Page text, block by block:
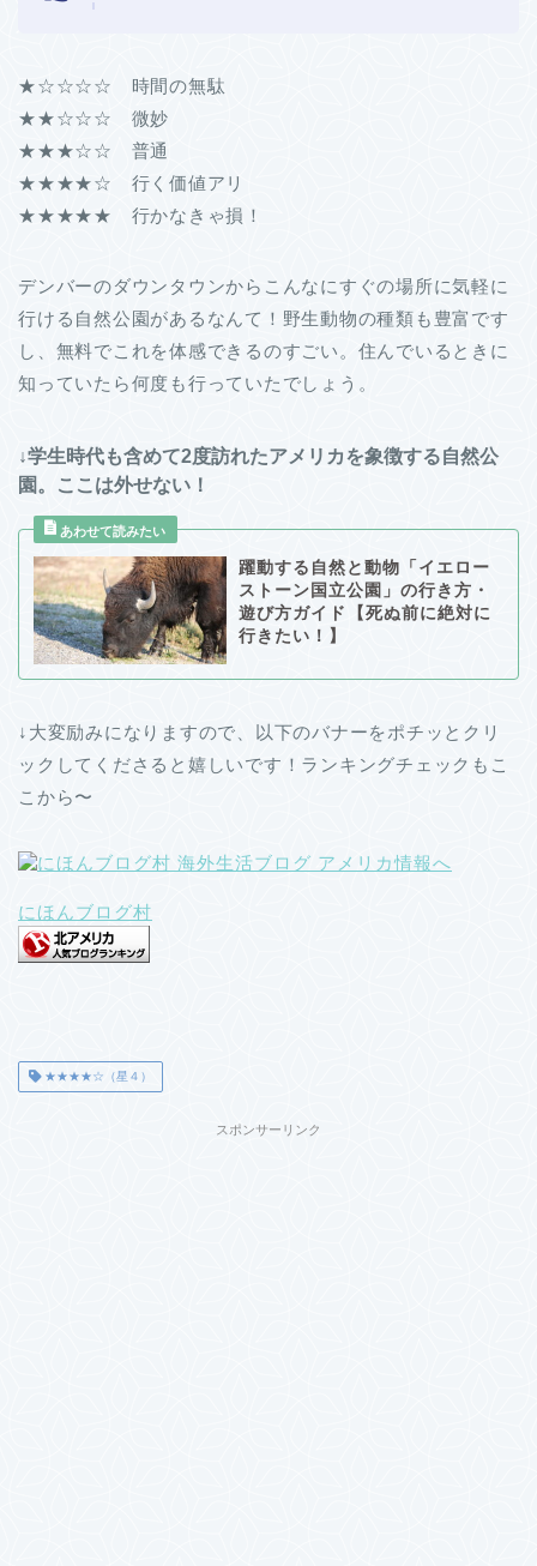
★☆☆☆☆ 時間の無駄
★★☆☆☆ 微妙
★★★☆☆ 普通
★★★★☆ 行く価値アリ
★★★★★ 行かなきゃ損！
デンバーのダウンタウンからこんなにすぐの場所に気軽に
行ける自然公園があるなんて！野生動物の種類も豊富です
し、無料でこれを体感できるのすごい。住んでいるときに
知っていたら何度も行っていたでしょう。
↓学生時代も含めて2度訪れたアメリカを象徴する自然公
園。ここは外せない！
躍動する自然と動物「イエロー
ストーン国立公園」の行き方・
遊び方ガイド【死ぬ前に絶対に
行きたい！】
↓大変励みになりますので、以下のバナーをポチッとクリ
ックしてくださると嬉しいです！ランキングチェックもこ
こから〜
にほんブログ村
★★★★☆（星４）
スポンサーリンク